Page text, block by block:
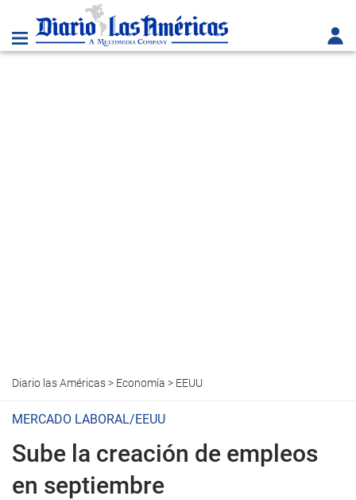
Diario las Américas> Economía > EEUU
MERCADO LABORAL/EEUU
Sube la creación de empleos
en septiembre